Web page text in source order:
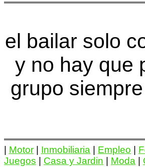
el bailar solo
y no hay que
grupo
Motor Inmobiliaria Empleo
Juegos
Casa y Jardin Moda